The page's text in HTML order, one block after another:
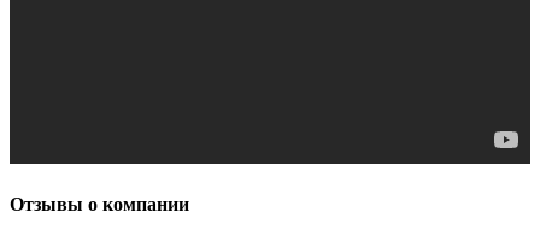
Отзывы о компании